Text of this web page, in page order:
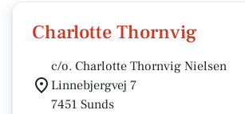
Charlotte Thornvig
c/o. Charlotte Thornvig Nielsen
Linnebjergvej 7
7451 Sunds